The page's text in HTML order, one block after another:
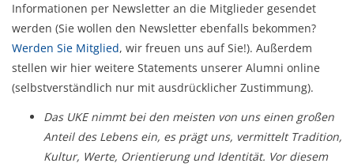
Informationen per Newsletter an die Mitglieder gesendet
werden (Sie wollen den Newsletter ebenfalls bekommen?
Werden Sie Mitglied, wir freuen uns auf Sie!). Außerdem
stellen wir hier weitere Statements unserer Alumni online
(selbstverständlich nur mit ausdrücklicher Zustimmung).
Das UKE nimmt bei den meisten von uns einen großen
Anteil des Lebens ein, es prägt uns, vermittelt Tradition,
Kultur, Werte, Orientierung und Identität. Vor diesem